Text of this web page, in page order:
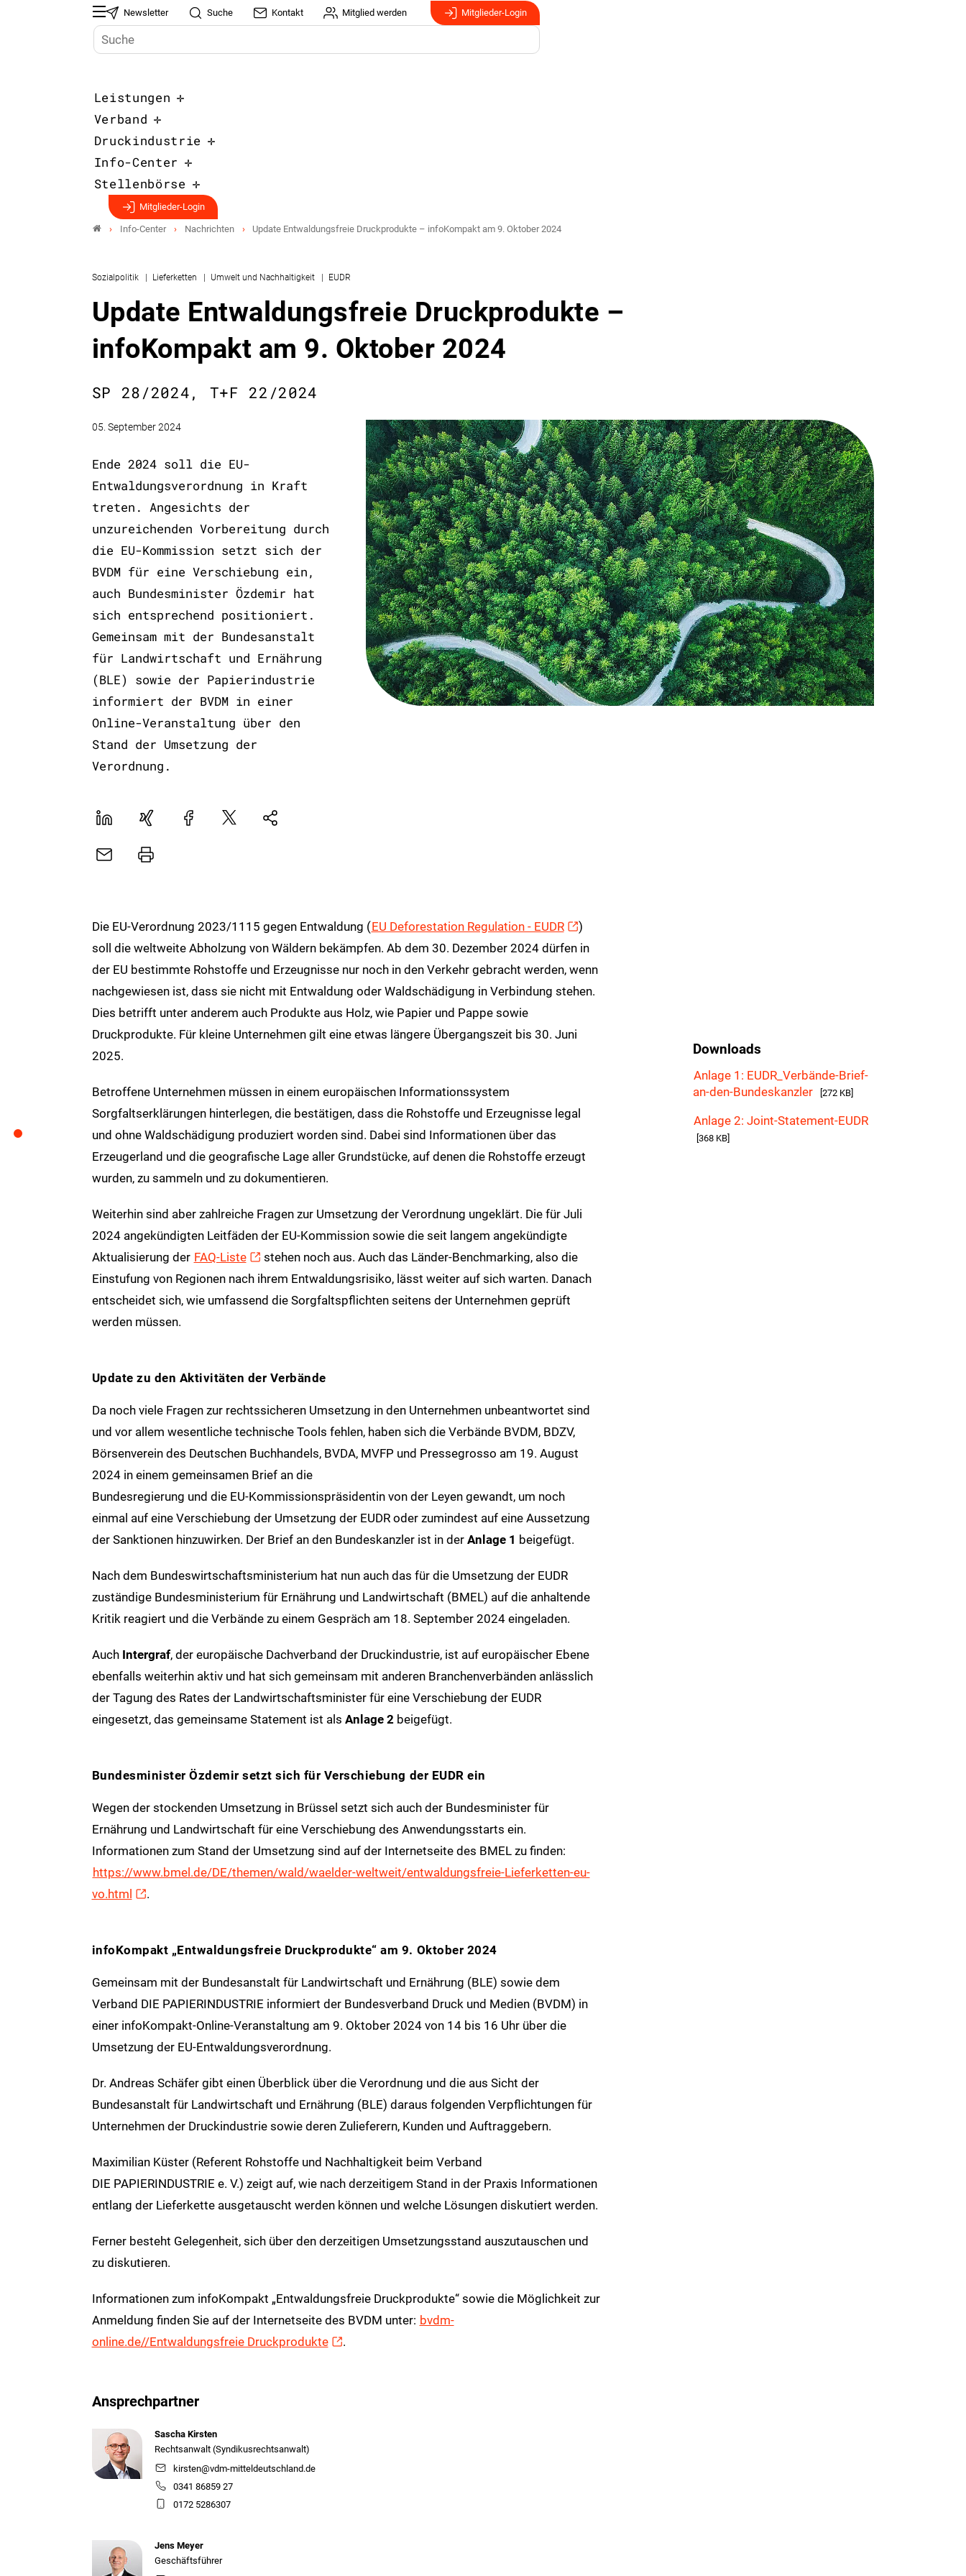
Newsletter Suche Kontakt Mitglied werden Mitglieder-Login
Leistungen
Verband
Druckindustrie
Info-Center
Stellenbörse
Mitglieder-Login
Info-Center Nachrichten Update Entwaldungsfreie Druckprodukte – infoKompakt am 9. Oktober 2024
Sozialpolitik Lieferketten Umwelt und Nachhaltigkeit EUDR
Update Entwaldungsfreie Druckprodukte –
infoKompakt am 9. Oktober 2024
SP 28/2024, T+F 22/2024
05. September 2024
Ende 2024 soll die EU-
Entwaldungsverordnung in Kraft
treten. Angesichts der
unzureichenden Vorbereitung durch
die EU-Kommission setzt sich der
BVDM für eine Verschiebung ein,
auch Bundesminister Özdemir hat
sich entsprechend positioniert.
Gemeinsam mit der Bundesanstalt
für Landwirtschaft und Ernährung
(BLE) sowie der Papierindustrie
informiert der BVDM in einer
Online-Veranstaltung über den
Stand der Umsetzung der
Verordnung.
LinekdInXing FacebookPlattformNatives
E-
Drucker
Die EU-Verordnung 2023/1115 gegen Entwaldung (EU Deforestation Regulation - EUDR
)
soll die weltweite Abholzung von Wäldern bekämpfen. Ab dem 30. Dezember 2024 dürfen in
der EU bestimmte Rohstoffe und Erzeugnisse nur noch in den Verkehr gebracht werden, wenn
nachgewiesen ist, dass sie nicht mit Entwaldung oder Waldschädigung in Verbindung stehen.
Dies betrifft unter anderem auch Produkte aus Holz, wie Papier und Pappe sowie
Druckprodukte. Für kleine Unternehmen gilt eine etwas längere Übergangszeit bis 30. Juni
2025.
Betroffene Unternehmen müssen in einem europäischen Informationssystem
Sorgfaltserklärungen hinterlegen, die bestätigen, dass die Rohstoffe und Erzeugnisse legal
und ohne Waldschädigung produziert worden sind. Dabei sind Informationen über das
Erzeugerland und die geografische Lage aller Grundstücke, auf denen die Rohstoffe erzeugt
wurden, zu sammeln und zu dokumentieren.
Weiterhin sind aber zahlreiche Fragen zur Umsetzung der Verordnung ungeklärt. Die für Juli
2024 angekündigten Leitfäden der EU-Kommission sowie die seit langem angekündigte
Aktualisierung der FAQ-Liste
stehen noch aus. Auch das Länder-Benchmarking, also die
Einstufung von Regionen nach ihrem Entwaldungsrisiko, lässt weiter auf sich warten. Danach
entscheidet sich, wie umfassend die Sorgfaltspflichten seitens der Unternehmen geprüft
werden müssen.
Update zu den Aktivitäten der Verbände
Da noch viele Fragen zur rechtssicheren Umsetzung in den Unternehmen unbeantwortet sind
und vor allem wesentliche technische Tools fehlen, haben sich die Verbände BVDM, BDZV,
Börsenverein des Deutschen Buchhandels, BVDA, MVFP und Pressegrosso am 19. August
2024 in einem gemeinsamen Brief an die
Bundesregierung und die EU-Kommissionspräsidentin von der Leyen gewandt, um noch
einmal auf eine Verschiebung der Umsetzung der EUDR oder zumindest auf eine Aussetzung
der Sanktionen hinzuwirken. Der Brief an den Bundeskanzler ist in der Anlage 1 beigefügt.
Nach dem Bundeswirtschaftsministerium hat nun auch das für die Umsetzung der EUDR
zuständige Bundesministerium für Ernährung und Landwirtschaft (BMEL) auf die anhaltende
Kritik reagiert und die Verbände zu einem Gespräch am 18. September 2024 eingeladen.
Auch Intergraf, der europäische Dachverband der Druckindustrie, ist auf europäischer Ebene
ebenfalls weiterhin aktiv und hat sich gemeinsam mit anderen Branchenverbänden anlässlich
der Tagung des Rates der Landwirtschaftsminister für eine Verschiebung der EUDR
eingesetzt, das gemeinsame Statement ist als Anlage 2beigefügt.
Bundesminister Özdemir setzt sich für Verschiebung der EUDR ein
Wegen der stockenden Umsetzung in Brüssel setzt sich auch der Bundesminister für
Ernährung und Landwirtschaft für eine Verschiebung des Anwendungsstarts ein.
Informationen zum Stand der Umsetzung sind auf der Internetseite des BMEL zu finden:
https://www.bmel.de/DE/themen/wald/waelder-weltweit/entwaldungsfreie-Lieferketten-eu-
vo.html
.
infoKompakt „Entwaldungsfreie Druckprodukte“ am 9. Oktober 2024
Gemeinsam mit der Bundesanstalt für Landwirtschaft und Ernährung (BLE) sowie dem
Verband DIE PAPIERINDUSTRIE informiert der Bundesverband Druck und Medien (BVDM) in
einer infoKompakt-Online-Veranstaltung am 9. Oktober 2024 von 14 bis 16 Uhr über die
Umsetzung der EU-Entwaldungsverordnung.
Dr. Andreas Schäfer gibt einen Überblick über die Verordnung und die aus Sicht der
Bundesanstalt für Landwirtschaft und Ernährung (BLE) daraus folgenden Verpflichtungen für
Unternehmen der Druckindustrie sowie deren Zulieferern, Kunden und Auftraggebern.
Maximilian Küster (Referent Rohstoffe und Nachhaltigkeit beim Verband
DIE PAPIERINDUSTRIE e. V.) zeigt auf, wie nach derzeitigem Stand in der Praxis Informationen
entlang der Lieferkette ausgetauscht werden können und welche Lösungen diskutiert werden.
Ferner besteht Gelegenheit, sich über den derzeitigen Umsetzungsstand auszutauschen und
zu diskutieren.
Informationen zum infoKompakt „Entwaldungsfreie Druckprodukte“ sowie die Möglichkeit zur
Anmeldung finden Sie auf der Internetseite des BVDM unter: bvdm-
online.de//Entwaldungsfreie Druckprodukte
.
Ansprechpartner
Sascha Kirsten
Rechtsanwalt (Syndikusrechtsanwalt)
kirsten@vdm-mitteldeutschland.de
0341 86859 27
0172 5286307
Jens Meyer
Geschäftsführer
Downloads
Anlage 1: EUDR_Verbände-Brief-
an-den-Bundeskanzler
[272 KB]
Anlage 2: Joint-Statement-EUDR
[368 KB]